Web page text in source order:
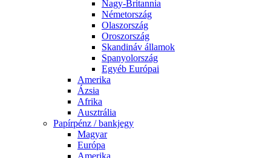
Nagy-Britannia
Németország
Olaszország
Oroszország
Skandináv államok
Spanyolország
Egyéb Európai
Amerika
Ázsia
Afrika
Ausztrália
Papírpénz / bankjegy
Magyar
Európa
Amerika